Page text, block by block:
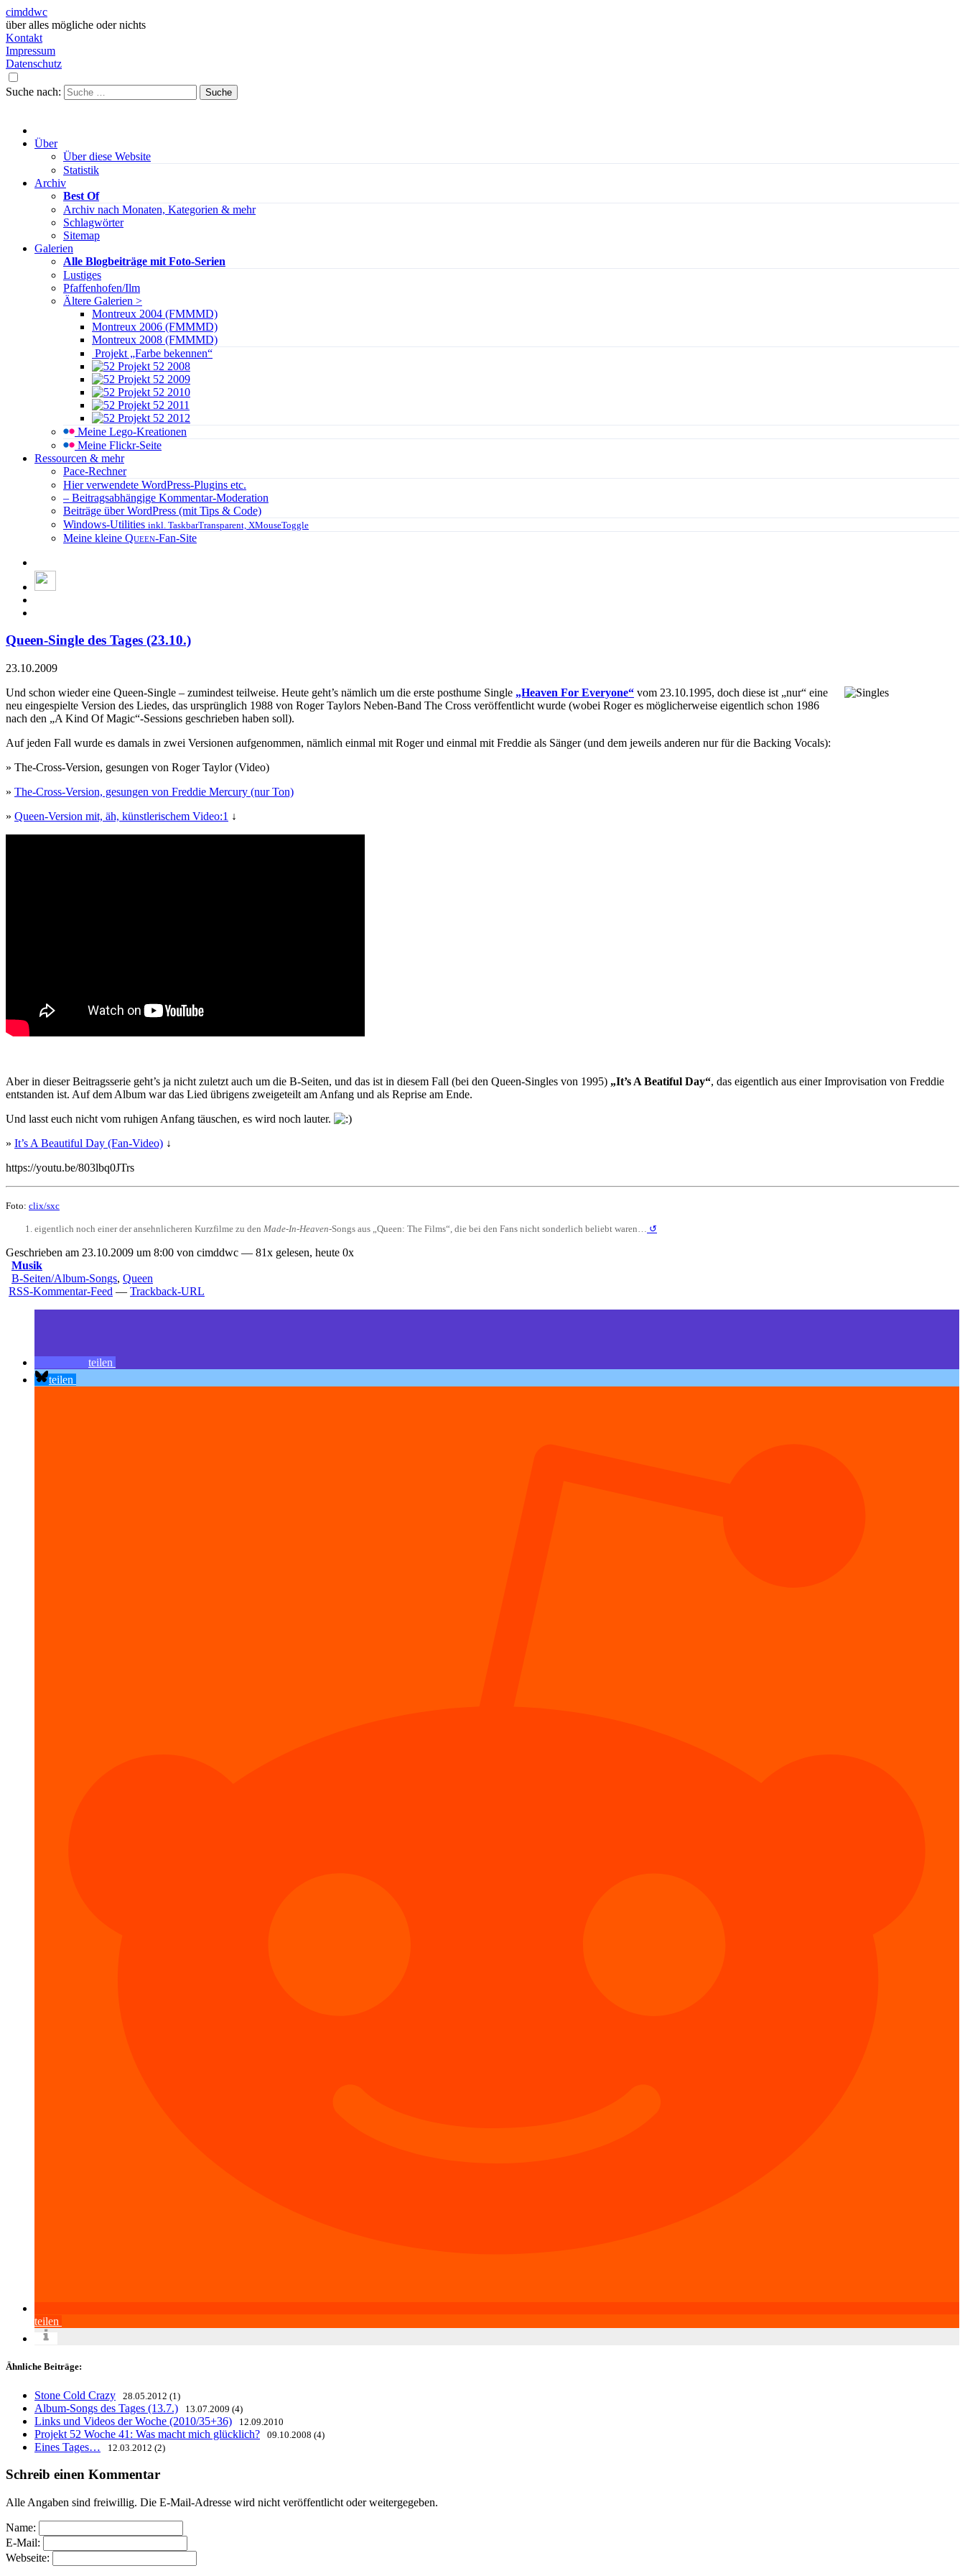
cimddwc
über alles mögliche oder nichts
Kontakt
Impressum
Datenschutz
Suche nach:
Über
Über diese Website
Statistik
Archiv
Best Of
Archiv nach Monaten, Kategorien & mehr
Schlagwörter
Sitemap
Galerien
Alle Blogbeiträge mit Foto-Serien
Lustiges
Pfaffenhofen/Ilm
Ältere Galerien >
Montreux 2004 (FMMMD)
Montreux 2006 (FMMMD)
Montreux 2008 (FMMMD)
Projekt „Farbe bekennen“
Projekt 52 2008
Projekt 52 2009
Projekt 52 2010
Projekt 52 2011
Projekt 52 2012
Meine Lego-Kreationen
Meine Flickr-Seite
Ressourcen & mehr
Pace-Rechner
Hier verwendete WordPress-Plugins etc.
– Beitragsabhängige Kommentar-Moderation
Beiträge über WordPress (mit Tips & Code)
Windows-Utilities inkl. TaskbarTransparent, XMouseToggle
Meine kleine Queen-Fan-Site
Queen-Single des Tages (23.10.)
23.10.2009
Und schon wieder eine Queen-Single – zumindest teilweise. Heute geht’s nämlich um die erste posthume Single „Heaven For Everyone“ vom 23.10.1995, doch diese ist „nur“ eine
neu eingespielte Version des Liedes, das ursprünglich 1988 von Roger Taylors Neben-Band The Cross veröffentlicht wurde (wobei Roger es möglicherweise eigentlich schon 1986
nach den „A Kind Of Magic“-Sessions geschrieben haben soll).
Auf jeden Fall wurde es damals in zwei Versionen aufgenommen, nämlich einmal mit Roger und einmal mit Freddie als Sänger (und dem jeweils anderen nur für die Backing Vocals):
» The-Cross-Version, gesungen von Roger Taylor (Video)
» The-Cross-Version, gesungen von Freddie Mercury (nur Ton)
» Queen-Version mit, äh, künstlerischem Video:1 ↓
Aber in dieser Beitragsserie geht’s ja nicht zuletzt auch um die B-Seiten, und das ist in diesem Fall (bei den Queen-Singles von 1995) „It’s A Beatiful Day“, das eigentlich aus einer Improvisation von Freddie
entstanden ist. Auf dem Album war das Lied übrigens zweigeteilt am Anfang und als Reprise am Ende.
Und lasst euch nicht vom ruhigen Anfang täuschen, es wird noch lauter.
» It’s A Beautiful Day (Fan-Video) ↓
https://youtu.be/803lbq0JTrs
Foto: clix/sxc
eigentlich noch einer der ansehnlicheren Kurzfilme zu den Made-In-Heaven-Songs aus „Queen: The Films“, die bei den Fans nicht sonderlich beliebt waren… ↺
Geschrieben am 23.10.2009 um 8:00 von cimddwc — 81x gelesen, heute 0x
Musik
B-Seiten/Album-Songs, Queen
RSS-Kommentar-Feed — Trackback-URL
teilen
teilen
teilen
Ähnliche Beiträge:
Stone Cold Crazy 28.05.2012 (1)
Album-Songs des Tages (13.7.) 13.07.2009 (4)
Links und Videos der Woche (2010/35+36) 12.09.2010
Projekt 52 Woche 41: Was macht mich glücklich? 09.10.2008 (4)
Eines Tages… 12.03.2012 (2)
Schreib einen Kommentar
Alle Angaben sind freiwillig. Die E-Mail-Adresse wird nicht veröffentlicht oder weitergegeben.
Name:
E-Mail:
Webseite: